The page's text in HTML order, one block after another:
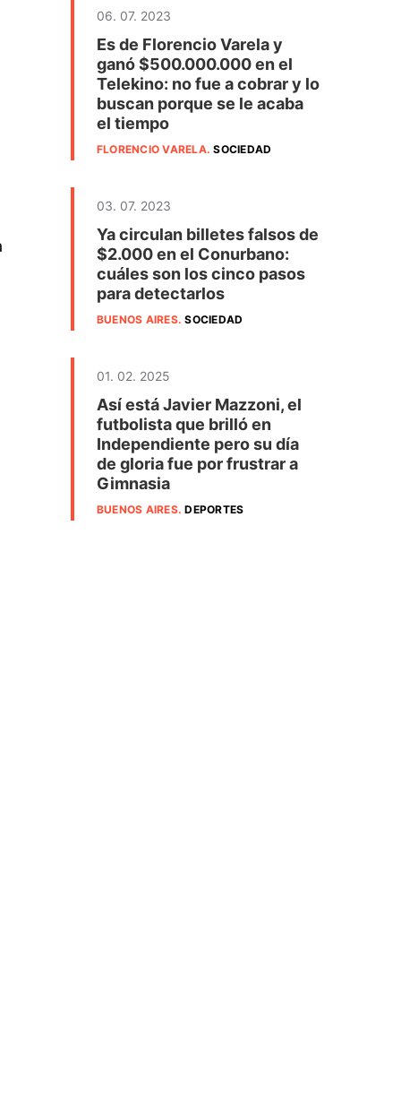
06. 07. 2023
Es de Florencio Varela y
ganó $500.000.000 en el
Telekino: no fue a cobrar y lo
buscan porque se le acaba
el tiempo
FLORENCIO VARELA.SOCIEDAD
03. 07. 2023
Ya circulan billetes falsos de
$2.000 en el Conurbano:
cuáles son los cinco pasos
para detectarlos
BUENOS AIRES.SOCIEDAD
01. 02. 2025
Así está Javier Mazzoni, el
futbolista que brilló en
Independiente pero su día
de gloria fue por frustrar a
Gimnasia
BUENOS AIRES.DEPORTES